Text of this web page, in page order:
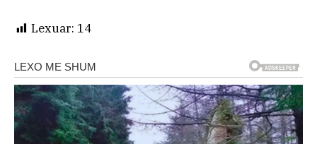
Lexuar: 14